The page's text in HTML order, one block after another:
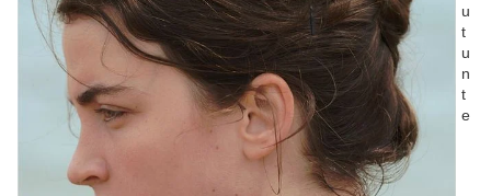
u
t
u
n
t
e